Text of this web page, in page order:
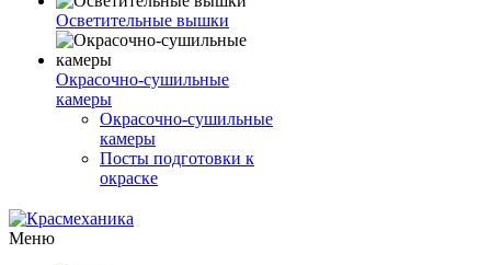
Осветительные вышки
Окрасочно-сушильные
камеры
Окрасочно-сушильные
камеры
Посты подготовки к
окраске
Меню